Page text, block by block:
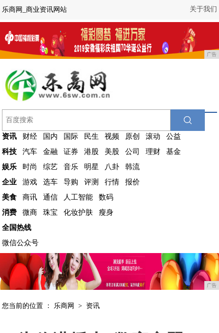
关于我们
乐商网_商业资讯网站
广告
资讯 财经 国内 国际 民生 视频 原创 滚动
公益
科技
汽车 金融 证券 港股 美股 公司 理财
基金
娱乐
时尚 综艺 音乐 明星 八卦
韩流
企业
游戏 选车 导购 评测 行情
报价
美食
商讯 通信 人工智能
数码
消费
微商 珠宝 化妆护肤
瘦身
全国热线
微信公众号
广告
您当前的位置 ： 乐商网 > 资讯